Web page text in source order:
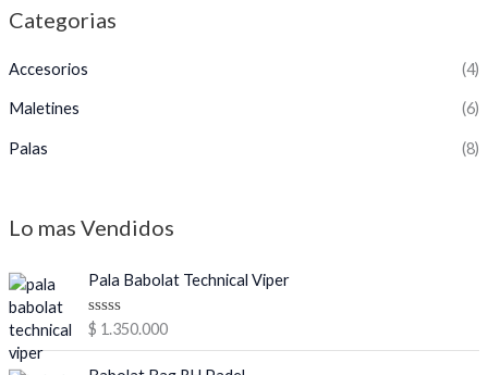
Categorias
Accesorios (4)
Maletines (6)
Palas (8)
Lo mas Vendidos
Pala Babolat Technical Viper
V
a
$ 1.350.000